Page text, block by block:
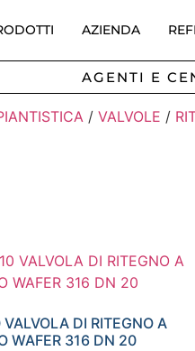
AZIENDA
AGENTI E
/ VALVOLE /
VALVOLA DI RITEGNO A
WAFER 316 DN 20